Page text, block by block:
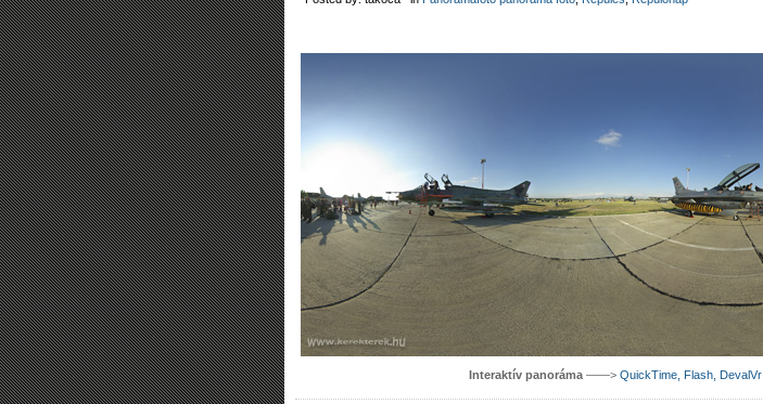
Interaktív panoráma——> QuickTime, Flash, DevalVr